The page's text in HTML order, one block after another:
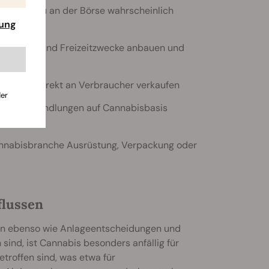
denen du an der Börse wahrscheinlich
und Freizeitzwecke anbauen und
direkt an Verbraucher verkaufen
Behandlungen auf Cannabisbasis
Ausrüstung, Verpackung oder
ebenso wie Anlageentscheidungen und
ist Cannabis besonders anfällig für
sind, was etwa für